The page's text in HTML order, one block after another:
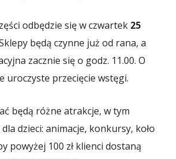
odbędzie się w czwartek 25
będą czynne już od rana, a
zacznie się o godz. 11.00. O
uroczyste przecięcie wstęgi.
będą różne atrakcje, w tym
dzieci: animacje, konkursy, koło
powyżej 100 zł klienci dostaną